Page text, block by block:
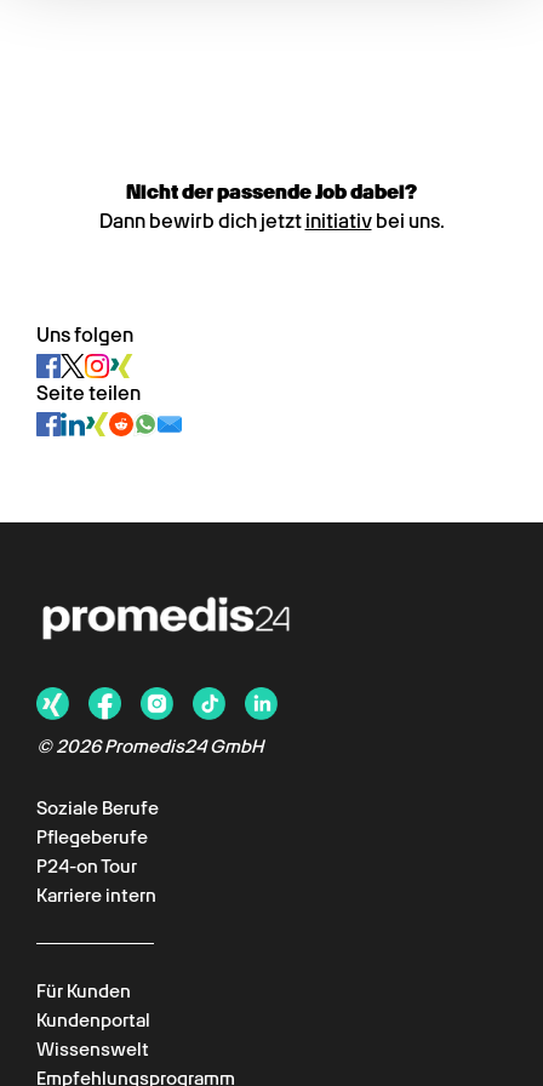
Nicht der passende Job dabei?
Dann bewirb dich jetzt initiativbei uns.
Uns folgen
Seite teilen
© 2026 Promedis24 GmbH
Soziale Berufe
Pflegeberufe
P24-on Tour
Karriere intern
Für Kunden
Kundenportal
Wissenswelt
Empfehlungsprogramm